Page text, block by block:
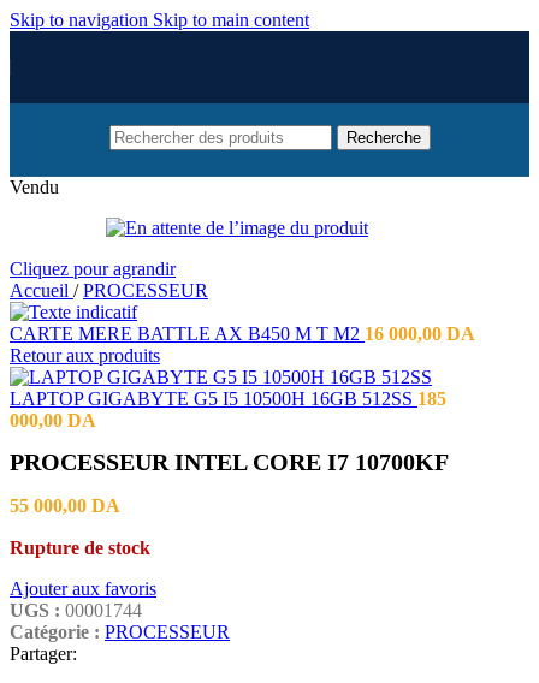
Skip to navigation Skip to main content
Recherche
Vendu
Cliquez pour agrandir
Accueil / PROCESSEUR
CARTE MERE BATTLE AX B450 M T M2 16 000,00 DA
Retour aux produits
LAPTOP GIGABYTE G5 I5 10500H 16GB 512SS 185
000,00 DA
PROCESSEUR INTEL CORE I7 10700KF
55 000,00 DA
Rupture de stock
Ajouter aux favoris
UGS : 00001744
Catégorie : PROCESSEUR
Partager: